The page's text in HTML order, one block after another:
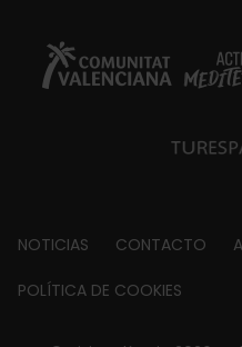
Footer
about
NOTICIAS CONTACTO
POLÍTICA DE COOKIES